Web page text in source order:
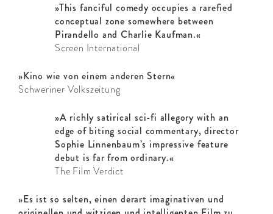
»This fanciful comedy occupies a rarefied
conceptual zone somewhere between
Pirandello and Charlie Kaufman.«
Screen International
»Kino wie von einem anderen Stern«
Schweriner Volkszeitung
»A richly satirical sci-fi allegory with an
edge of biting social commentary, director
Sophie Linnenbaum’s impressive feature
debut is far from ordinary.«
The Film Verdict
»Es ist so selten, einen derart imaginativen und